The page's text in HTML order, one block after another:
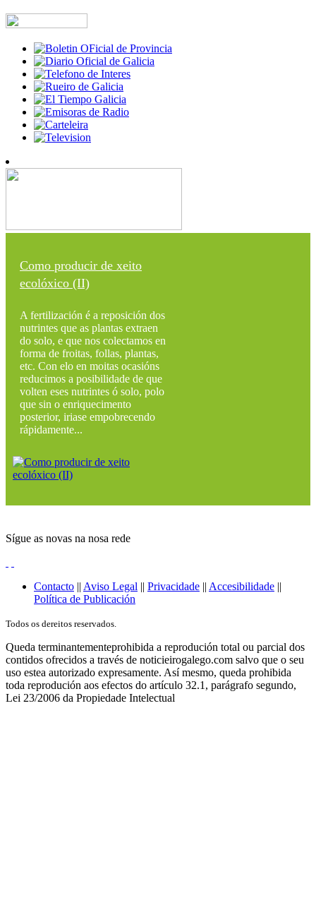
Como producir de xeito
ecolóxico (II)
A fertilización é a reposición dos
nutrintes que as plantas extraen
do solo, e que nos colectamos en
forma de froitas, follas, plantas,
etc. Con elo en moitas ocasións
reducimos a posibilidade de que
volten eses nutrintes ó solo, polo
que sin o enriquecimento
posterior, iriase empobrecendo
rápidamente...
Sígue as novas na nosa rede
Contacto || Aviso Legal || Privacidade || Accesibilidade ||
Política de Publicación
Todos os dereitos reservados.
Queda terminantementeprohibida a reprodución total ou parcial dos
contidos ofrecidos a través de noticieirogalego.com salvo que o seu
uso estea autorizado expresamente. Así mesmo, queda prohibida
toda reprodución aos efectos do artículo 32.1, parágrafo segundo,
Lei 23/2006 da Propiedade Intelectual